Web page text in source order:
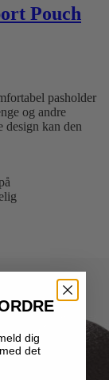
Pouch
pasholder
og andre
design kan den
dig
det